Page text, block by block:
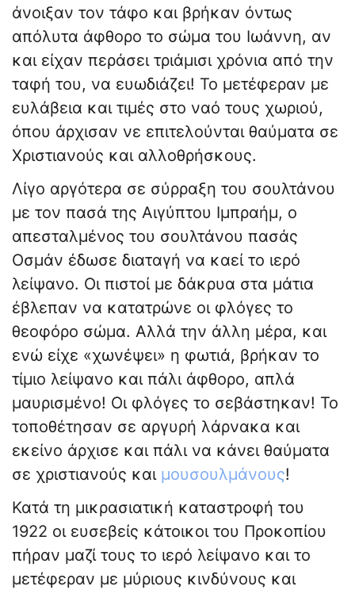
άνοιξαν τον τάφο και βρήκαν όντως
απόλυτα άφθορο το σώμα του Ιωάννη, αν
και είχαν περάσει τριάμισι χρόνια από την
ταφή του, να ευωδιάζει! Το μετέφεραν με
ευλάβεια και τιμές στο ναό τους χωριού,
όπου άρχισαν νε επιτελούνται θαύματα σε
Χριστιανούς και αλλοθρήσκους.
Λίγο αργότερα σε σύρραξη του σουλτάνου
με τον πασά της Αιγύπτου Ιμπραήμ, ο
απεσταλμένος του σουλτάνου πασάς
Οσμάν έδωσε διαταγή να καεί το ιερό
λείψανο. Οι πιστοί με δάκρυα στα μάτια
έβλεπαν να κατατρώνε οι φλόγες το
θεοφόρο σώμα. Αλλά την άλλη μέρα, και
ενώ είχε «χωνέψει» η φωτιά, βρήκαν το
τίμιο λείψανο και πάλι άφθορο, απλά
μαυρισμένο! Οι φλόγες το σεβάστηκαν! Το
τοποθέτησαν σε αργυρή λάρνακα και
εκείνο άρχισε και πάλι να κάνει θαύματα
σε χριστιανούς και μουσουλμάνους!
Κατά τη μικρασιατική καταστροφή του
1922 οι ευσεβείς κάτοικοι του Προκοπίου
πήραν μαζί τους το ιερό λείψανο και το
μετέφεραν με μύριους κινδύνους και